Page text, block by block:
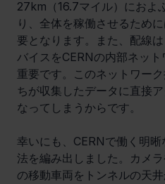
27km（16.7マイル）におよ
り、全体を稼働させるため
要となります。また、配線
バイスをCERNの内部ネッ
重要です。このネットワー
ちが収集したデータに直接
なってしまうからです。
幸いにも、CERNで働く明
法を編み出しました。カメ
の移動車両をトンネルの天